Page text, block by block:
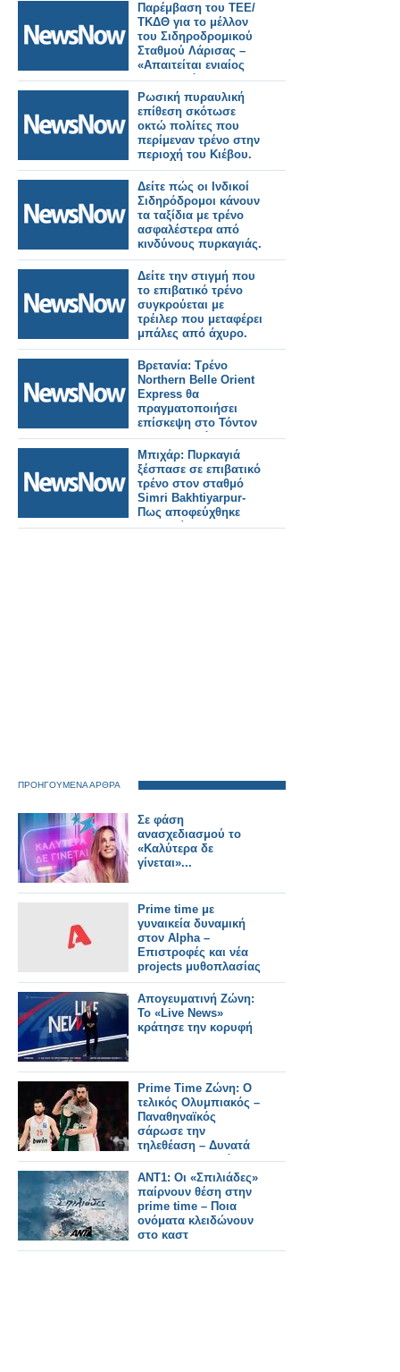
Παρέμβαση του ΤΕΕ/
ΤΚΔΘ για το μέλλον
του Σιδηροδρομικού
Σταθμού Λάρισας –
«Απαιτείται ενιαίος
σχεδιασμός για την
πόλη».
Ρωσική πυραυλική
επίθεση σκότωσε
οκτώ πολίτες που
περίμεναν τρένο στην
περιοχή του Κιέβου.
Δείτε πώς οι Ινδικοί
Σιδηρόδρομοι κάνουν
τα ταξίδια με τρένο
ασφαλέστερα από
κινδύνους πυρκαγιάς.
Δείτε την στιγμή που
το επιβατικό τρένο
συγκρούεται με
τρέιλερ που μεταφέρει
μπάλες από άχυρο.
Βρετανία: Τρένο
Northern Belle Orient
Express θα
πραγματοποιήσει
επίσκεψη στο Τόντον
της Κορνουάλης.
Μπιχάρ: Πυρκαγιά
ξέσπασε σε επιβατικό
τρένο στον σταθμό
Simri Bakhtiyarpur-
Πως αποφεύχθηκε
τραγωδία.
ΠΡΟΗΓΟΥΜΕΝΑ ΑΡΘΡΑ
Σε φάση
ανασχεδιασμού το
«Καλύτερα δε
γίνεται»...
Prime time με
γυναικεία δυναμική
στον Alpha –
Επιστροφές και νέα
projects μυθοπλασίας
Απογευματινή Ζώνη:
Το «Live News»
κράτησε την κορυφή
Prime Time Ζώνη: Ο
τελικός Ολυμπιακός –
Παναθηναϊκός
σάρωσε την
τηλεθέαση – Δυνατά
το «Να Μ' Αγαπάς»
και το «Μπαμπά Σ'
Αγαπώ»
ΑΝΤ1: Οι «Σπιλιάδες»
παίρνουν θέση στην
prime time – Ποια
ονόματα κλειδώνουν
στο καστ